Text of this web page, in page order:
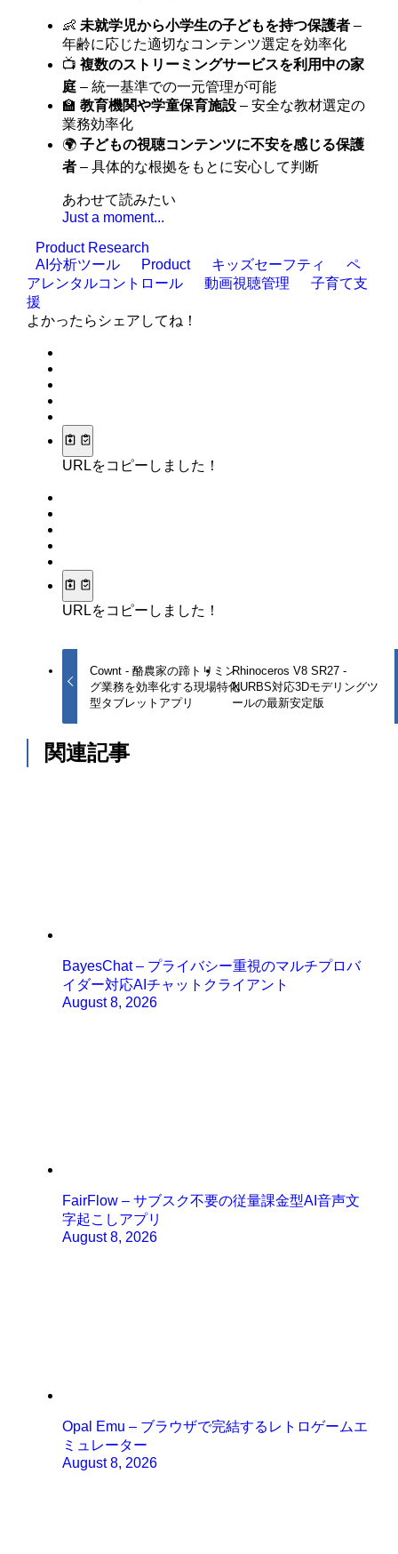
👶未就学児から小学生の子どもを持つ保護者 –
年齢に応じた適切なコンテンツ選定を効率化
📺複数のストリーミングサービスを利用中の家
庭 – 統一基準での一元管理が可能
🏫教育機関や学童保育施設 – 安全な教材選定の
業務効率化
🌍子どもの視聴コンテンツに不安を感じる保護
者 – 具体的な根拠をもとに安心して判断
あわせて読みたい
Just a moment...
Product Research
AI分析ツール
Product キッズセーフティ
ペ
アレンタルコントロール
動画視聴管理
子育て支
援
よかったらシェアしてね！
URLをコピーしました！
URLをコピーしました！
Cownt - 酪農家の蹄トリミン
グ業務を効率化する現場特化
型タブレットアプリ
Rhinoceros V8 SR27 -
NURBS対応3Dモデリングツ
ールの最新安定版
関連記事
BayesChat – プライバシー重視のマルチプロバ
イダー対応AIチャットクライアント
August 8, 2026
FairFlow – サブスク不要の従量課金型AI音声文
字起こしアプリ
August 8, 2026
Opal Emu – ブラウザで完結するレトロゲームエ
ミュレーター
August 8, 2026